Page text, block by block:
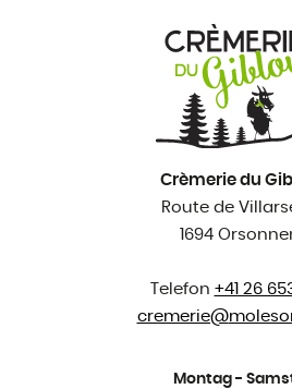
Crèmerie du
Route de
1694
Telefon +41 26
cremerie@
Montag -